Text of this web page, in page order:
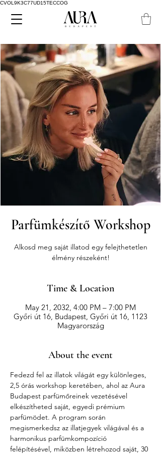
CVOL9K3C77UD15TECCOG
Parfümkészítő Workshop
Alkosd meg saját illatod egy felejthetetlen
élmény részeként!
Time & Location
May 21, 2032, 4:00 PM – 7:00 PM
Győri út 16, Budapest, Győri út 16, 1123
Magyarország
About the event
Fedezd fel az illatok világát egy különleges,
2,5 órás workshop keretében, ahol az Aura
Budapest parfümőreinek vezetésével
elkészítheted saját, egyedi prémium
parfümödet. A program során
megismerkedsz az illatjegyek világával és a
harmonikus parfümkompozíció
felépítésével, miközben létrehozod saját, 30